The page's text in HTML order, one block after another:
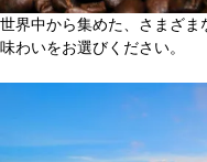
世界中から集めた、さまざ
味わいをお選びください。